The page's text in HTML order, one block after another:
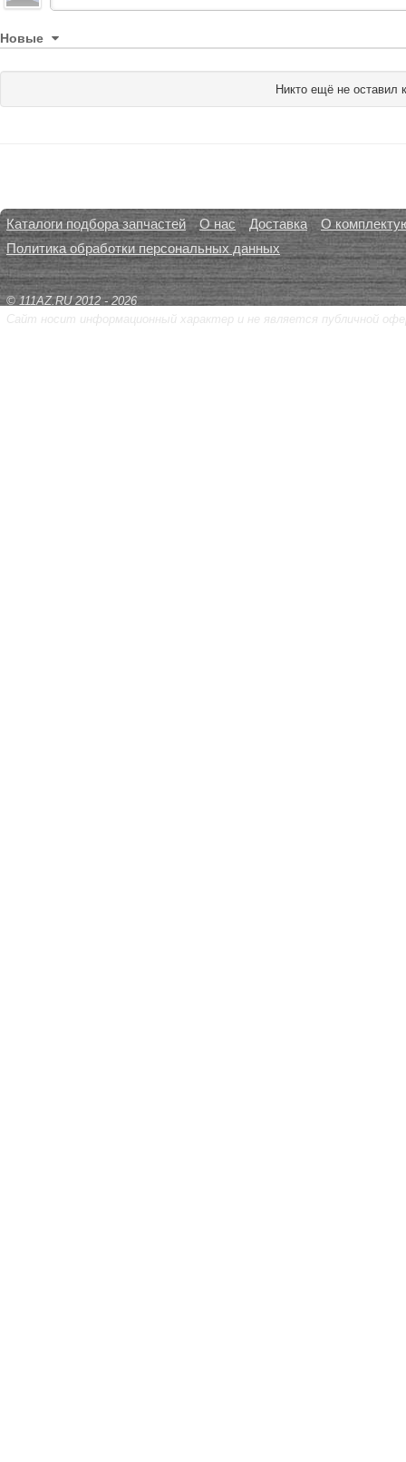
Новые
Никто ещё не оставил
Каталоги подбора запчастей О нас Доставка
О
Политика обработки персональных данных
© 111AZ.RU 2012 - 2026
Сайт носит информационный характер и не является публичной